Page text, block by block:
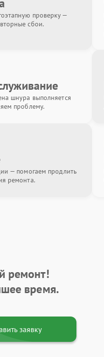
проверку —
сбои.
шнура выполняется
проблему.
— помогаем продлить
ремонта.
ремонт!
время.
заявку